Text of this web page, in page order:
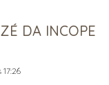
ZÉ DA INCOPE